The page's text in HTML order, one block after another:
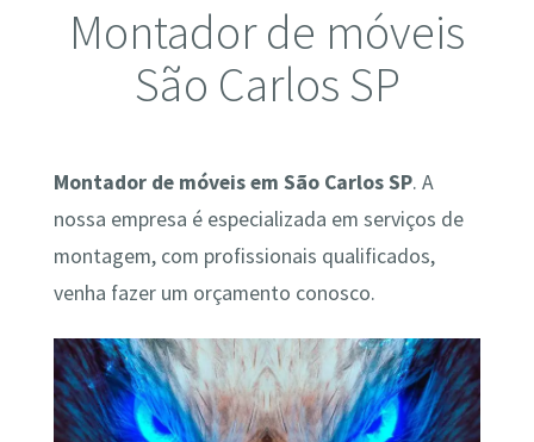
Montador de móveis
São Carlos SP
Montador de móveis em São Carlos SP. A
nossa empresa é especializada em serviços de
montagem, com profissionais qualificados,
venha fazer um orçamento conosco.